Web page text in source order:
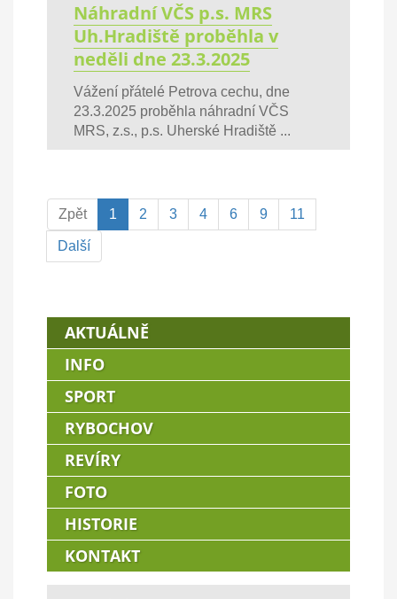
Náhradní VČS p.s. MRS
Uh.Hradiště proběhla v
neděli dne 23.3.2025
Vážení přátelé Petrova cechu, dne
23.3.2025 proběhla náhradní VČS
MRS, z.s., p.s. Uherské Hradiště ...
Zpět 1 2 3 4 6 9 11
Další
AKTUÁLNĚ
INFO
SPORT
RYBOCHOV
REVÍRY
FOTO
HISTORIE
KONTAKT